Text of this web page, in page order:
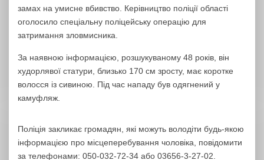
замах на умисне вбивство. Керівництво поліції області
оголосило спеціальну поліцейську операцію для
затримання зловмисника.
За наявною інформацією, розшукуваному 48 років, він
худорлявої статури, близько 170 см зросту, має коротке
волосся із сивиною. Під час нападу був одягнений у
камуфляж.
Поліція закликає громадян, які можуть володіти будь-якою
інформацією про місцеперебування чоловіка, повідомити
за телефонами: 050-032-72-34 або 03656-3-27-02.